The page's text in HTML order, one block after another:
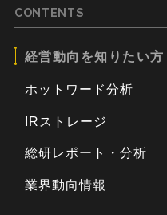
CONTENTS
経営動向を知りたい方
ホットワード分析
IRストレージ
総研レポート・分析
業界動向情報